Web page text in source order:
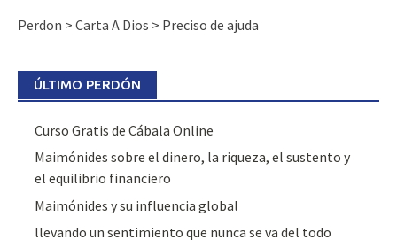
Perdon > Carta A Dios > Preciso de ajuda
ÚLTIMO PERDÓN
Curso Gratis de Cábala Online
Maimónides sobre el dinero, la riqueza, el sustento y
el equilibrio financiero
Maimónides y su influencia global
llevando un sentimiento que nunca se va del todo